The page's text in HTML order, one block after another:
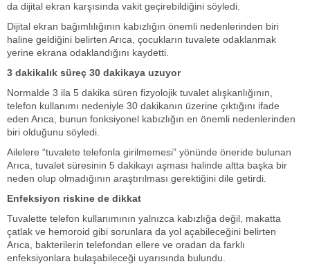
da dijital ekran karşısında vakit geçirebildiğini söyledi.
Dijital ekran bağımlılığının kabızlığın önemli nedenlerinden biri
haline geldiğini belirten Arıca, çocukların tuvalete odaklanmak
yerine ekrana odaklandığını kaydetti.
3 dakikalık süreç 30 dakikaya uzuyor
Normalde 3 ila 5 dakika süren fizyolojik tuvalet alışkanlığının,
telefon kullanımı nedeniyle 30 dakikanın üzerine çıktığını ifade
eden Arıca, bunun fonksiyonel kabızlığın en önemli nedenlerinden
biri olduğunu söyledi.
Ailelere “tuvalete telefonla girilmemesi” yönünde öneride bulunan
Arıca, tuvalet süresinin 5 dakikayı aşması halinde altta başka bir
neden olup olmadığının araştırılması gerektiğini dile getirdi.
Enfeksiyon riskine de dikkat
Tuvalette telefon kullanımının yalnızca kabızlığa değil, makatta
çatlak ve hemoroid gibi sorunlara da yol açabileceğini belirten
Arıca, bakterilerin telefondan ellere ve oradan da farklı
enfeksiyonlara bulaşabileceği uyarısında bulundu.